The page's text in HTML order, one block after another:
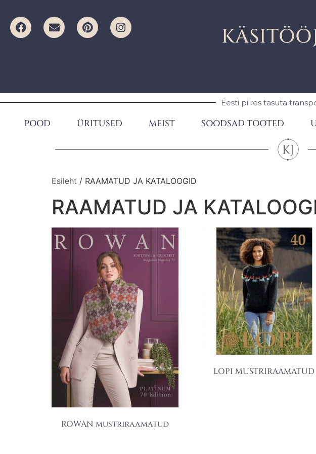
Eesti piires tasuta
POOD ÜRITUSED MEIST SOODSAD TOOTED
Esileht / RAAMATUD JA KATALOOGID
RAAMATUD JA
ROWAN mustriraamatud
LOPI MUSTRIRAAMATUD